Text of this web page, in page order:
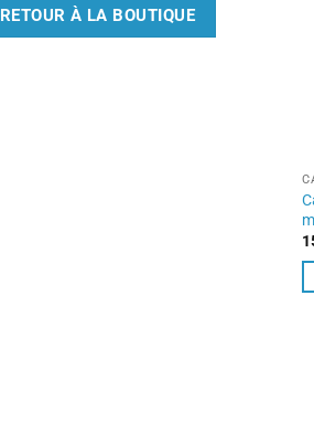
RETOUR À LA BOUTIQUE